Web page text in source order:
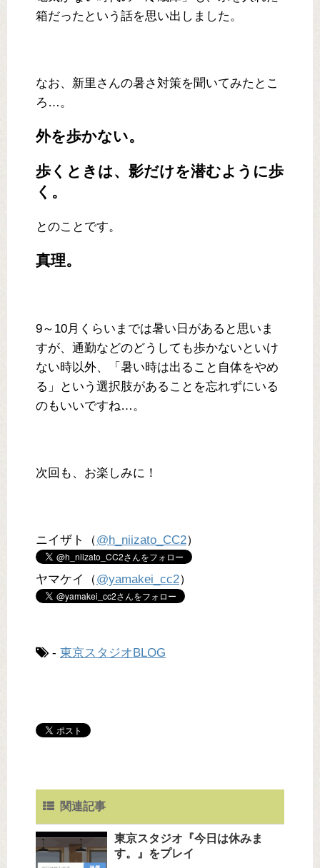
箱だったという話を思い出しました。
なお、新里さんの暑さ対策を聞いてみたとこ
ろ…。
外を歩かない。
歩くときは、影だけを潜むように歩
く。
とのことです。
真理。
9～10月くらいまでは暑い日があると思いま
すが、通勤などのどうしても歩かないといけ
ない時以外、「暑い時は出ること自体をやめ
る」という選択肢があることを忘れずにいる
のもいいですね…。
次回も、お楽しみに！
ニイザト（@h_niizato_CC2）
ヤマケイ（@yamakei_cc2）
- 東京スタジオBLOG
関連記事
東京スタジオ『今日は休みま
す。』をプレイ